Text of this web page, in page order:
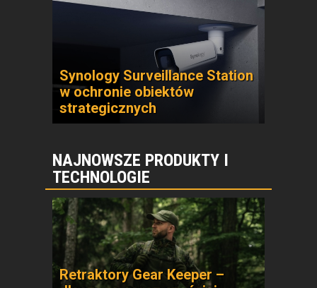
Synology Surveillance Station
w ochronie obiektów
strategicznych
NAJNOWSZE PRODUKTY I
TECHNOLOGIE
Retraktory Gear Keeper –